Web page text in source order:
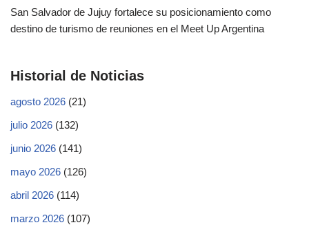
San Salvador de Jujuy fortalece su posicionamiento como
destino de turismo de reuniones en el Meet Up Argentina
Historial de Noticias
agosto 2026 (21)
julio 2026 (132)
junio 2026 (141)
mayo 2026 (126)
abril 2026 (114)
marzo 2026 (107)